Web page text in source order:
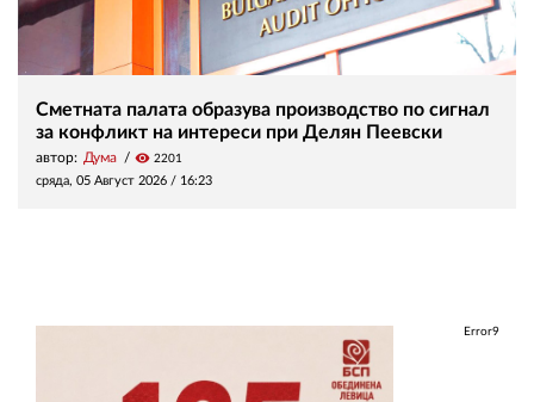
Сметната палата образува производство по сигнал
за конфликт на интереси при Делян Пеевски
автор: Дума visibility 2201
сряда, 05 Август 2026 / 16:23
Error9